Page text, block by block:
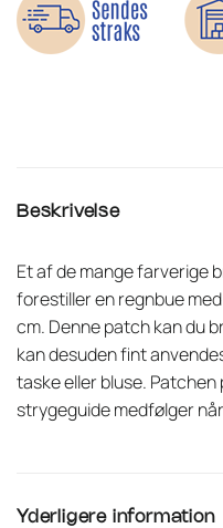
Beskrivelse
Et af de mange
forestiller en regnbue
cm. Denne patch kan du
kan desuden fint
taske eller bluse.
strygeguide medfølger
Yderligere information